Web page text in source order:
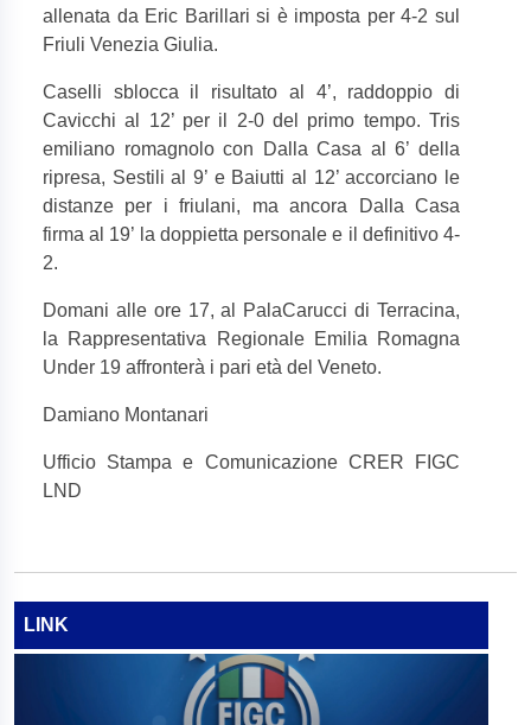
allenata da Eric Barillari si è imposta per 4-2 sul
Friuli Venezia Giulia.
Caselli sblocca il risultato al 4’, raddoppio di
Cavicchi al 12’ per il 2-0 del primo tempo. Tris
emiliano romagnolo con Dalla Casa al 6’ della
ripresa, Sestili al 9’ e Baiutti al 12’ accorciano le
distanze per i friulani, ma ancora Dalla Casa
firma al 19’ la doppietta personale e il definitivo 4-
2.
Domani alle ore 17, al PalaCarucci di Terracina,
la Rappresentativa Regionale Emilia Romagna
Under 19 affronterà i pari età del Veneto.
Damiano Montanari
Ufficio Stampa e Comunicazione CRER FIGC
LND
LINK